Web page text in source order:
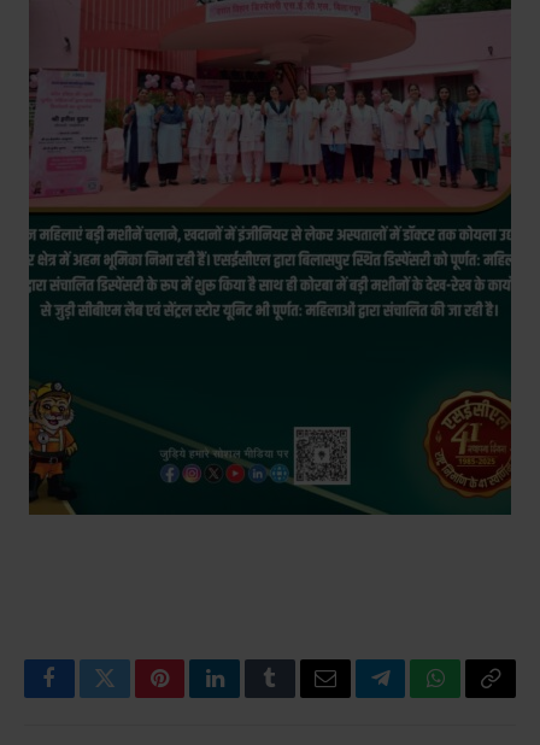
FacebookTwitterPinterestLinkedInTumblrEmailTelegramWhatsApp
Copy